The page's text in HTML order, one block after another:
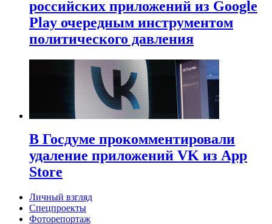
российских приложений из Google
Play очередным инструментом
политического давления
В Госдуме прокомментировали
удаление приложений VK из App
Store
Личный взгляд
Спецпроекты
Фоторепортаж